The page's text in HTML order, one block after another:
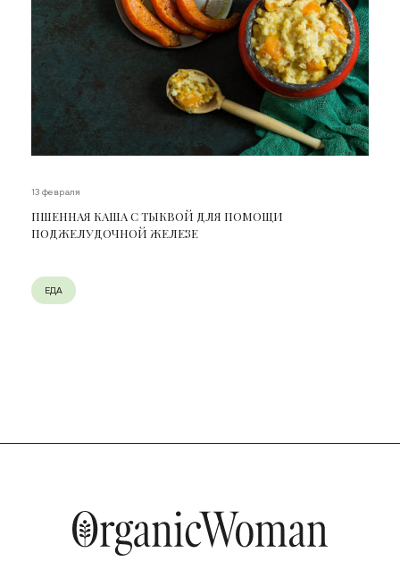
13 февраля
ПШЕННАЯ КАША С ТЫКВОЙ ДЛЯ ПОМОЩИ
ПОДЖЕЛУДОЧНОЙ ЖЕЛЕЗЕ
ЕДА